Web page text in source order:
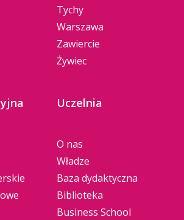
Tychy
Warszawa
Zawiercie
Żywiec
Uczelnia
O nas
Władze
Baza dydaktyczna
Biblioteka
Business School